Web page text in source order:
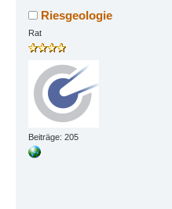
Riesgeologie
Rat
Beiträge: 205